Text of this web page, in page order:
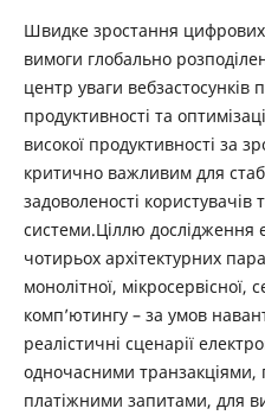
Швидке зростання цифрових
вимоги глобально
центр уваги
продуктивності та
високої продуктивності за
критично важливим для
задоволеності користувачів
системи.Ціллю дослідження
чотирьох архітектурних
монолітної, мікросервісної,
комп’ютингу – за умов
реалістичні сценарії
одночасними транзакціями,
платіжними запитами, для